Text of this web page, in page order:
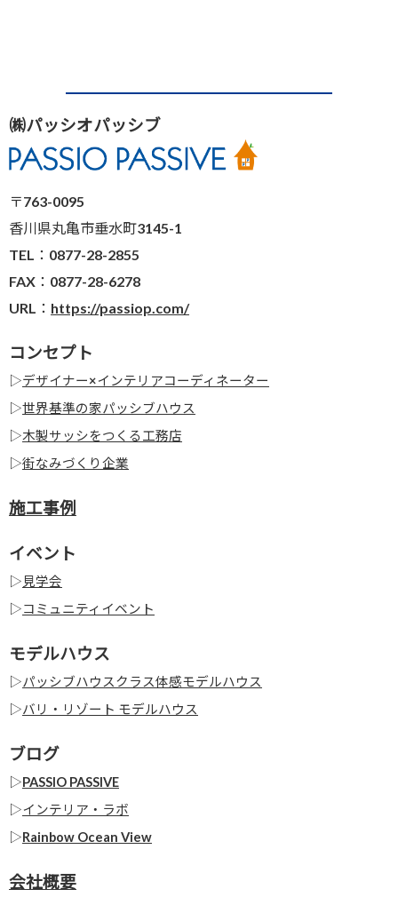
㈱パッシオパッシブ
〒763-0095
香川県丸亀市垂水町3145-1
TEL：0877-28-2855
FAX：0877-28-6278
URL： https://passiop.com/
コンセプト
▷デザイナー×インテリアコーディネーター
▷世界基準の家パッシブハウス
▷木製サッシをつくる工務店
▷街なみづくり企業
施工事例
イベント
▷ 見学会
▷コミュニティイベント
モデルハウス
▷パッシブハウスクラス体感モデルハウス
▷バリ・リゾート モデルハウス
ブログ
▷PASSIO PASSIVE
▷インテリア・ラボ
▷Rainbow Ocean View
会社概要